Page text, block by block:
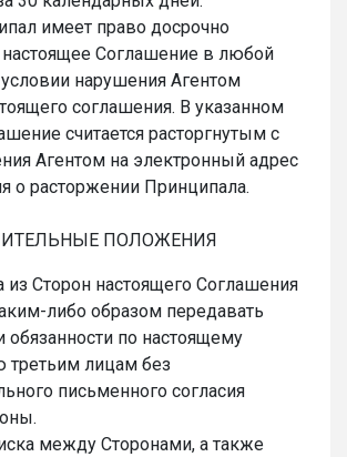
имеет право досрочно
настоящее Соглашение в любой
нарушения Агентом
соглашения. В указанном
считается расторгнутым с
Агентом на электронный адрес
о расторжении Принципала.
ПОЛОЖЕНИЯ
из Сторон настоящего Соглашения
либо образом передавать
обязанности по настоящему
лицам без
письменного согласия
между Сторонами, а также